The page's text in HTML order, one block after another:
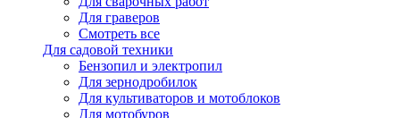
Для граверов
Смотреть все
Для садовой техники
Бензопил и электропил
Для зернодробилок
Для культиваторов и мотоблоков
Для мотобуров